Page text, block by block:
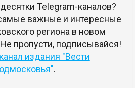
Telegram-каналов?
важные и интересные
региона в новом
пропусти, подписывайся!
издания "Вести
.